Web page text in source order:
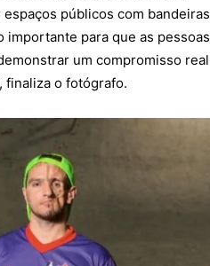
espaços públicos com bandeiras
para que as pessoas
um compromisso real
finaliza o fotógrafo.